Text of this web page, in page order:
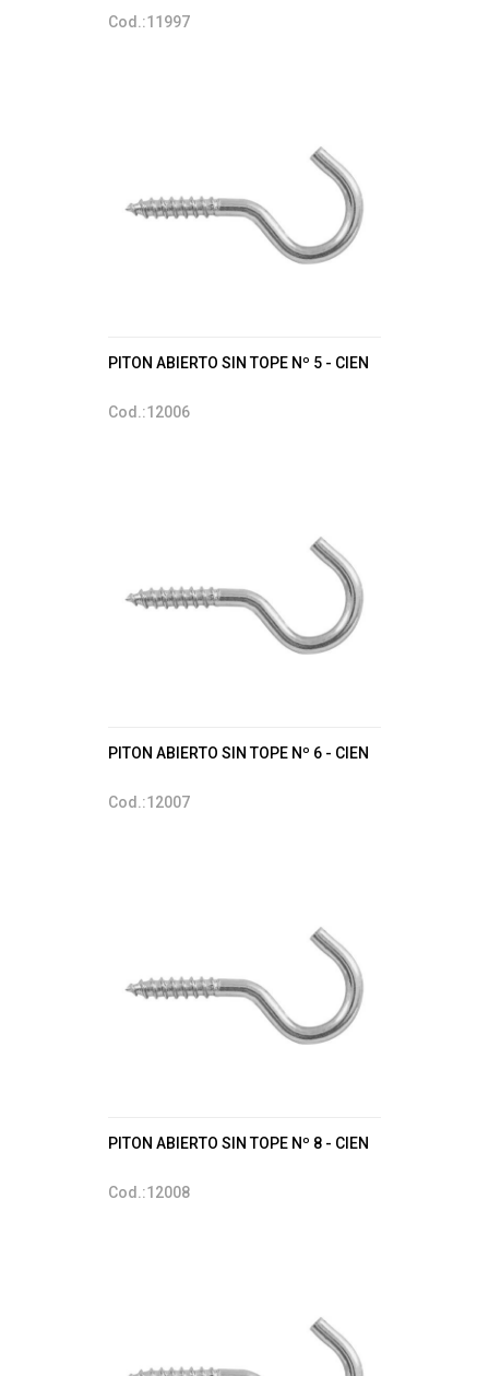
Cod.:11997
PITON ABIERTO SIN TOPE Nº 5 - CIEN
Cod.:12006
PITON ABIERTO SIN TOPE Nº 6 - CIEN
Cod.:12007
PITON ABIERTO SIN TOPE Nº 8 - CIEN
Cod.:12008